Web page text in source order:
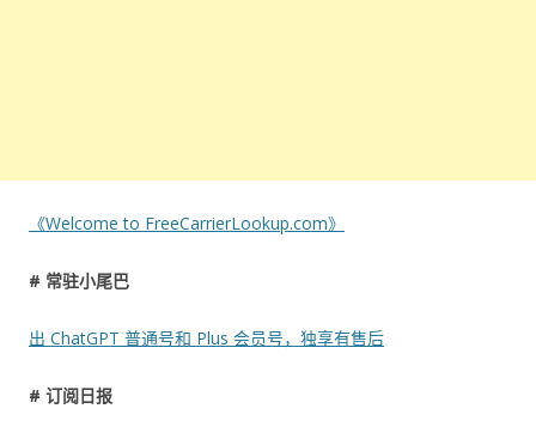
《Welcome to FreeCarrierLookup.com》
# 常驻小尾巴
出 ChatGPT 普通号和 Plus 会员号，独享有售后
# 订阅日报